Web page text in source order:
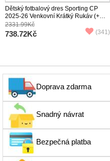
Dětský fotbalový dres Sporting CP
2025-26 Venkovní Krátký Rukáv (+
trenýrky)
2331.99Kč
738.72Kč (341)
Doprava zdarma
Snadný návrat
Bezpečná platba